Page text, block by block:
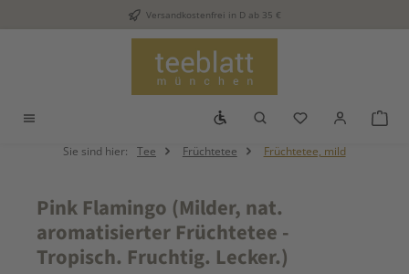
Zum Hauptinhalt springenVersandkostenfrei in D ab 35 €
Werkzeugleiste anzeigen
Du hast 0
Sie sind hier: Tee Früchtetee Früchtetee, mild
Pink Flamingo (Milder, nat.
aromatisierter Früchtetee -
Tropisch. Fruchtig. Lecker.)